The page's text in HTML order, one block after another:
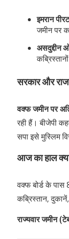
इमरान
जमीन पर
असदुद्दीन
सरकार और
वक्फ जमीन पर
रही हैं। बीजेपी
सपा इसे मुस्लिम
आज का हाल
वक्फ बोर्ड के पास
कब्रिस्तान,
राज्यवार जमीन